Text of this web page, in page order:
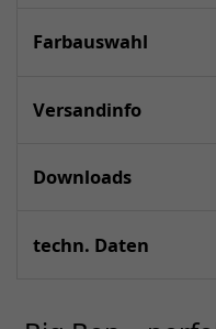
Farbauswahl
Versandinfo
Downloads
techn. Daten